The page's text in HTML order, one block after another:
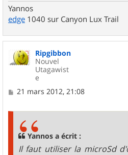
Yannos
edge 1040 sur Canyon Lux Trail
Ripgibbon
Nouvel
Utagawist
e
M
21 mars 2012, 21:08
Yannos a écrit :
Il faut utiliser la microSd